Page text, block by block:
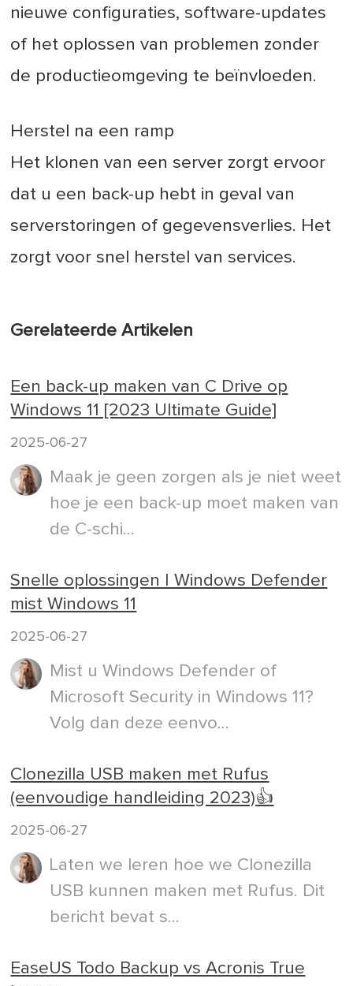
nieuwe configuraties, software-updates
of het oplossen van problemen zonder
de productieomgeving te beïnvloeden.
Herstel na een ramp
Het klonen van een server zorgt ervoor
dat u een back-up hebt in geval van
serverstoringen of gegevensverlies. Het
zorgt voor snel herstel van services.
Gerelateerde Artikelen
Een back-up maken van C Drive op
Windows 11 [2023 Ultimate Guide]
2025-06-27
Maak je geen zorgen als je niet weet
hoe je een back-up moet maken van
de C-schi...
Snelle oplossingen | Windows Defender
mist Windows 11
2025-06-27
Mist u Windows Defender of
Microsoft Security in Windows 11?
Volg dan deze eenvo...
Clonezilla USB maken met Rufus
(eenvoudige handleiding 2023)👍
2025-06-27
Laten we leren hoe we Clonezilla
USB kunnen maken met Rufus. Dit
bericht bevat s...
EaseUS Todo Backup vs Acronis True